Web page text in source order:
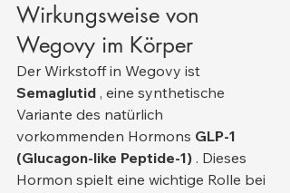
Wirkungsweise von
Wegovy im Körper
Der Wirkstoff in Wegovy ist
Semaglutid , eine synthetische
Variante des natürlich
vorkommenden Hormons GLP-1
(Glucagon-like Peptide-1) . Dieses
Hormon spielt eine wichtige Rolle bei